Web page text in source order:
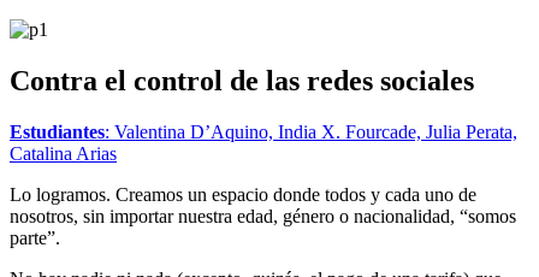
Contra el control de las redes sociales
Estudiantes: Valentina D’Aquino, India X. Fourcade, Julia Perata,
Catalina Arias
Lo logramos. Creamos un espacio donde todos y cada uno de
nosotros, sin importar nuestra edad, género o nacionalidad, “somos
parte”.